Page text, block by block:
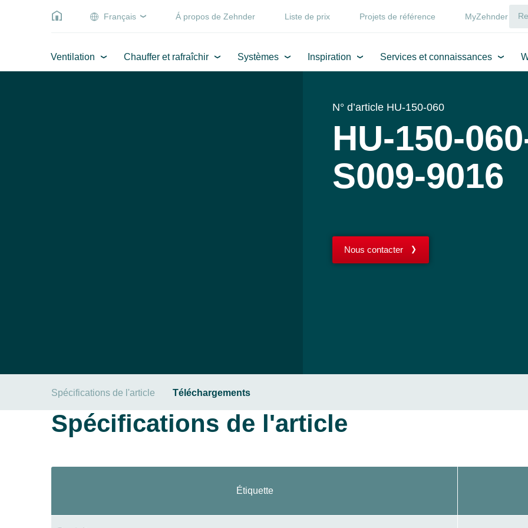
Français Á propos de Zehnder Liste de prix Projets de référence MyZehnder
Ventilation Chauffer et rafraîchir Systèmes Inspiration Services et connaissances
N° d’article HU-150-060
HU-150-
S009-9016
Nous contacter
Spécifications de l'article Téléchargements
Spécifications de l'article
Étiquette